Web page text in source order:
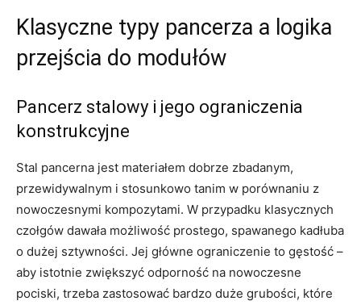
Klasyczne typy pancerza a logika
przejścia do modułów
Pancerz stalowy i jego ograniczenia
konstrukcyjne
Stal pancerna jest materiałem dobrze zbadanym,
przewidywalnym i stosunkowo tanim w porównaniu z
nowoczesnymi kompozytami. W przypadku klasycznych
czołgów dawała możliwość prostego, spawanego kadłuba
o dużej sztywności. Jej główne ograniczenie to gęstość –
aby istotnie zwiększyć odporność na nowoczesne
pociski, trzeba zastosować bardzo duże grubości, które